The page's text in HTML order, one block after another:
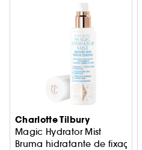
Charlotte Tilbury
Magic Hydrator Mist
Bruma hidratante de fixação